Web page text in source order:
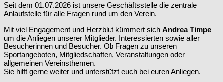
Seit dem 01.07.2026 ist unsere Geschäftsstelle die zentrale
Anlaufstelle für alle Fragen rund um den Verein.
Mit viel Engagement und Herzblut kümmert sich Andrea Timpe
um die Anliegen unserer Mitglieder, Interessierten sowie aller
Besucherinnen und Besucher. Ob Fragen zu unseren
Sportangeboten, Mitgliedschaften, Veranstaltungen oder
allgemeinen Vereinsthemen.
Sie hilft gerne weiter und unterstützt euch bei euren Anliegen.